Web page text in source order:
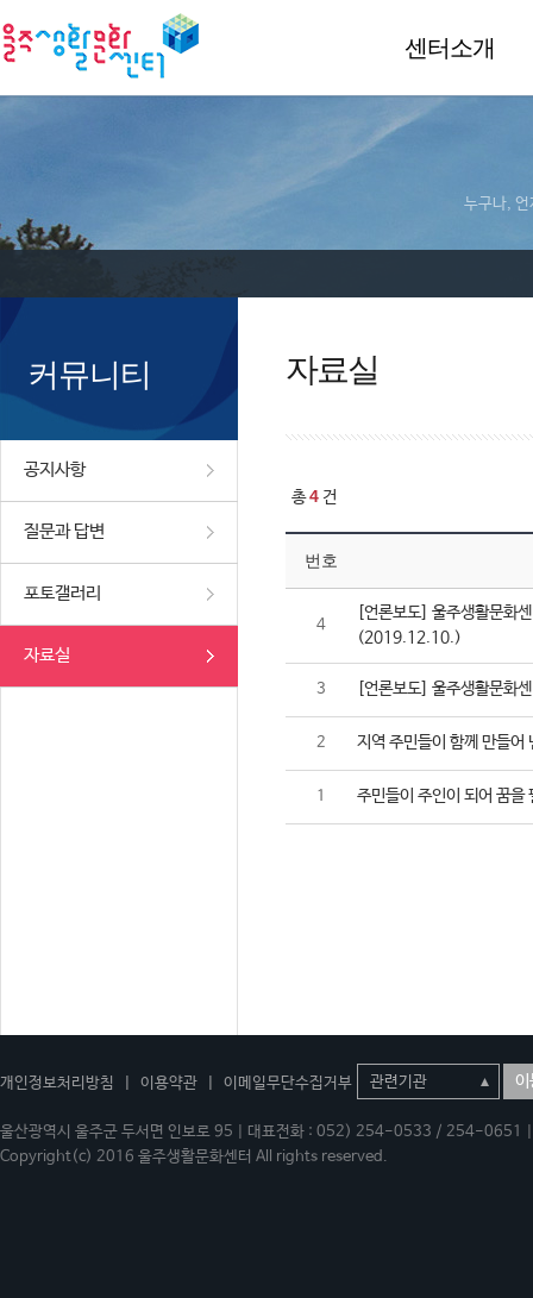
센터소개
누구나, 언
커뮤니티
공지사항
질문과 답변
포토갤러리
자료실
자료실
총4 건
번호
4
[언론보도] 울주생활문화
(2019.12.10.)
3 [언론보도] 울주생활문화
2 지역 주민들이 함께 만들
1 주민들이 주인이 되어 꿈
개인정보처리방침 이용약관 이메일무단수집거부 이
울산광역시 울주군 두서면 인보로 95 | 대표전화 : 052) 254-0533 / 254-
Copyright(c) 2016 울주생활문화센터 All rights reserved.